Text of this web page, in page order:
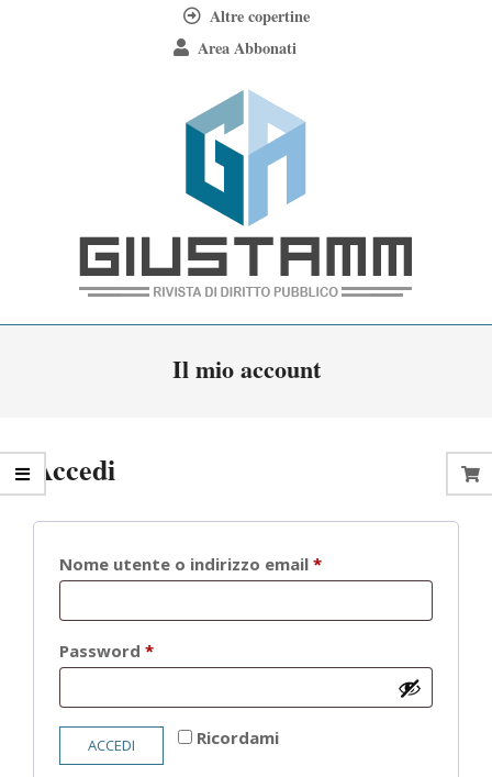
Altre copertine
Area Abbonati
Giustamm
Il mio account
Accedi
Nome utente o indirizzo email *Richiesto
Password *Richiesto
Ricordami
ACCEDI